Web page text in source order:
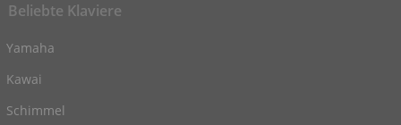
Beliebte Klaviere
Yamaha
Kawai
Schimmel